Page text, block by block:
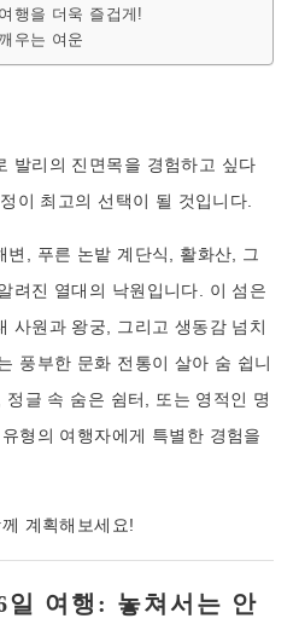
행을 더욱 즐겁게!
우는 여운
발리의 진면목을 경험하고 싶다
이 최고의 선택이 될 것입니다.
변, 푸른 논밭 계단식, 활화산, 그
려진 열대의 낙원입니다. 이 섬은
사원과 왕궁, 그리고 생동감 넘치
풍부한 문화 전통이 살아 숨 쉽니
글 속 숨은 쉼터, 또는 영적인 명
형의 여행자에게 특별한 경험을
계획해보세요!
일 여행: 놓쳐서는 안